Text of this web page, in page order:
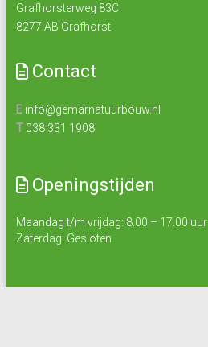
Grafhorsterweg 83C
8277 AB Grafhorst
Contact
E info@gemarnatuurbouw.nl
T 038 331 1908
Openingstijden
Maandag t/m vrijdag: 8.00 – 17.00 uur
Zaterdag: Gesloten